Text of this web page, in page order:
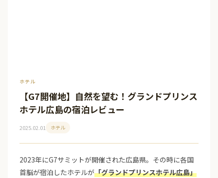
ホテル
【G7開催地】自然を望む！グランドプリンス
ホテル広島の宿泊レビュー
2025.02.01 ホテル
2023年にG7サミットが開催された広島県。その時に各国
首脳が宿泊したホテルが「グランドプリンスホテル広島」